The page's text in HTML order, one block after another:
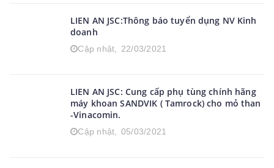
LIEN AN JSC:Thông báo tuyển dụng NV Kinh
doanh
Cập nhật, 22/03/2021
LIEN AN JSC: Cung cấp phụ tùng chính hãng
máy khoan SANDVIK ( Tamrock) cho mỏ than
-Vinacomin.
Cập nhật, 05/03/2021